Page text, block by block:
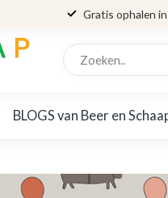
Gratis ophalen
BLOGS van Beer en